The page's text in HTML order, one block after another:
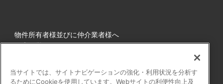
物件所有者様並びに仲介業者様へ
健康経営
当サイトでは、サイトナビゲーションの強化・利用状況を分析す
るためにCookieを使用しています。Webサイトの利便性向上及